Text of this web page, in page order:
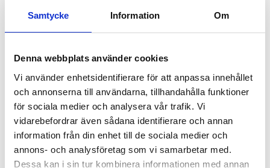
Samtycke Information Om
Denna webbplats använder cookies
Vi använder enhetsidentifierare för att anpassa innehållet
och annonserna till användarna, tillhandahålla funktioner
för sociala medier och analysera vår trafik. Vi
vidarebefordrar även sådana identifierare och annan
information från din enhet till de sociala medier och
annons- och analysföretag som vi samarbetar med.
Dessa kan i sin tur kombinera informationen med annan
Löpande hjälp eller vid akuta behov
Behovet av extra resurser kan variera över tid.
fastighetsskötsel och trappstädning, eller så
dyker det upp akuta behov när ordinarie personal
är sjuk eller på semester. Vi på 55Plus erbjuder
flexibel bemanning som anpassas helt efter er
förenings situation.
Vi hjälper er med: